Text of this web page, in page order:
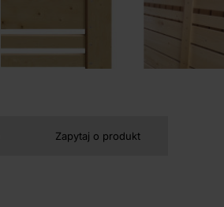
Zapytaj o produkt